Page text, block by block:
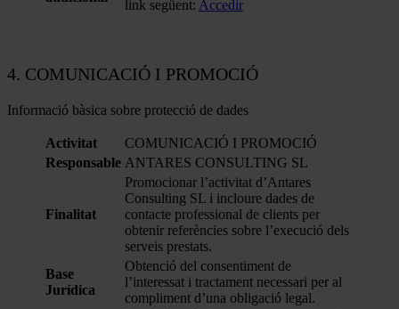
link següent: Accedir
4. COMUNICACIÓ I PROMOCIÓ
Informació bàsica sobre protecció de dades
Activitat
COMUNICACIÓ I PROMOCIÓ
Responsable ANTARES CONSULTING SL
Finalitat
Promocionar l’activitat d’Antares
Consulting SL i incloure dades de
contacte professional de clients per
obtenir referències sobre l’execució dels
serveis prestats.
Base
Jurídica
Obtenció del consentiment de
l’interessat i tractament necessari per al
compliment d’una obligació legal.